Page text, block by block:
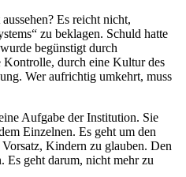
Es reicht nicht,
zu beklagen. Schuld hatte
begünstigt durch
durch eine Kultur des
Wer aufrichtig umkehrt, muss
Aufgabe der Institution. Sie
Einzelnen. Es geht um den
Kindern zu glauben. Den
Es geht darum, nicht mehr zu